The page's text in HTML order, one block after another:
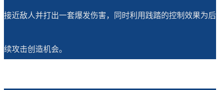
接近敌人并打出一套爆发伤害，同时利用践踏的控制效果为后
续攻击创造机会。